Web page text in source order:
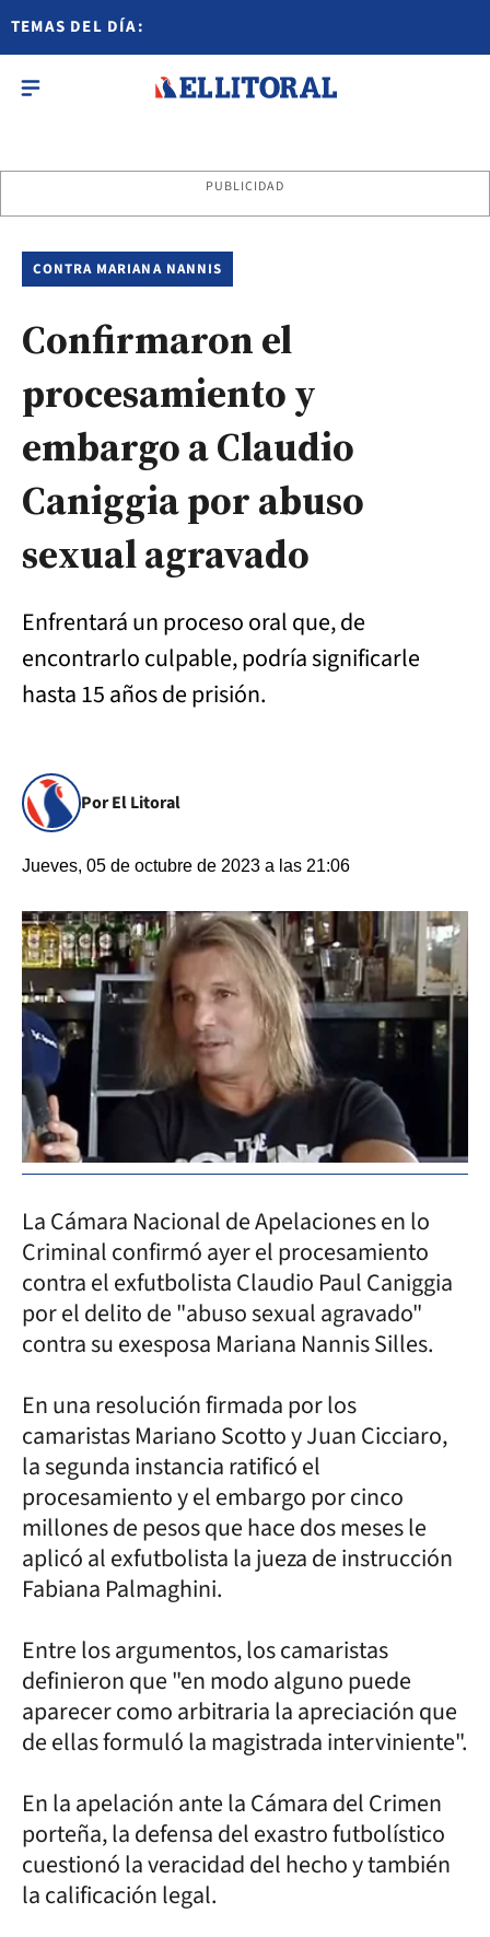
TEMAS DEL DÍA:
PUBLICIDAD
CONTRA MARIANA NANNIS
Confirmaron el
procesamiento y
embargo a Claudio
Caniggia por abuso
sexual agravado
Enfrentará un proceso oral que, de
encontrarlo culpable, podría significarle
hasta 15 años de prisión.
Por El Litoral
Jueves, 05 de octubre de 2023 a las 21:06
La Cámara Nacional de Apelaciones en lo
Criminal confirmó ayer el procesamiento
contra el exfutbolista Claudio Paul Caniggia
por el delito de "abuso sexual agravado"
contra su exesposa Mariana Nannis Silles.
En una resolución firmada por los
camaristas Mariano Scotto y Juan Cicciaro,
la segunda instancia ratificó el
procesamiento y el embargo por cinco
millones de pesos que hace dos meses le
aplicó al exfutbolista la jueza de instrucción
Fabiana Palmaghini.
Entre los argumentos, los camaristas
definieron que "en modo alguno puede
aparecer como arbitraria la apreciación que
de ellas formuló la magistrada interviniente".
En la apelación ante la Cámara del Crimen
porteña, la defensa del exastro futbolístico
cuestionó la veracidad del hecho y también
la calificación legal.